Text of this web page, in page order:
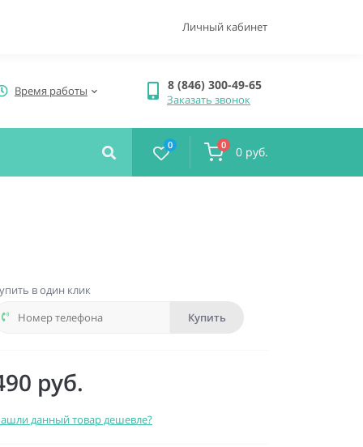
Личный кабинет
Время работы 8 (846) 300-49-65
Заказать звонок
0 0 0 руб.
в один клик
Купить
руб.
данный товар дешевле?